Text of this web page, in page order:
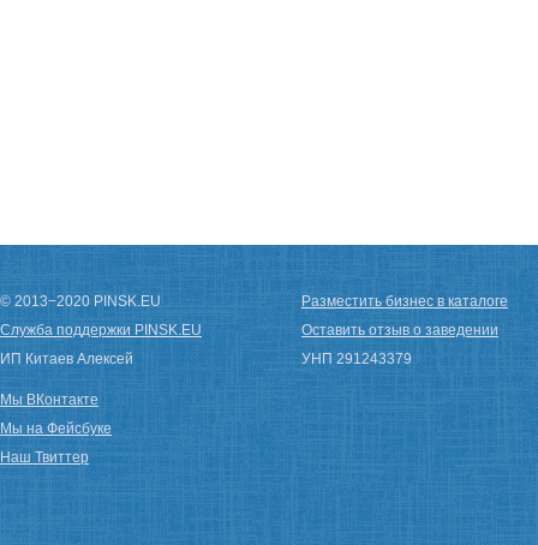
© 2013−2020 PINSK.EU
Служба поддержки PINSK.EU
ИП Китаев Алексей
Разместить бизнес в каталоге
Оставить отзыв о заведении
УНП 291243379
Мы ВКонтакте
Мы на Фейсбуке
Наш Твиттер